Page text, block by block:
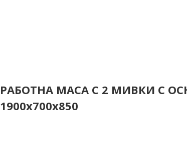
РАБОТНА МАСА С 2 МИВКИ С
1900x700x850